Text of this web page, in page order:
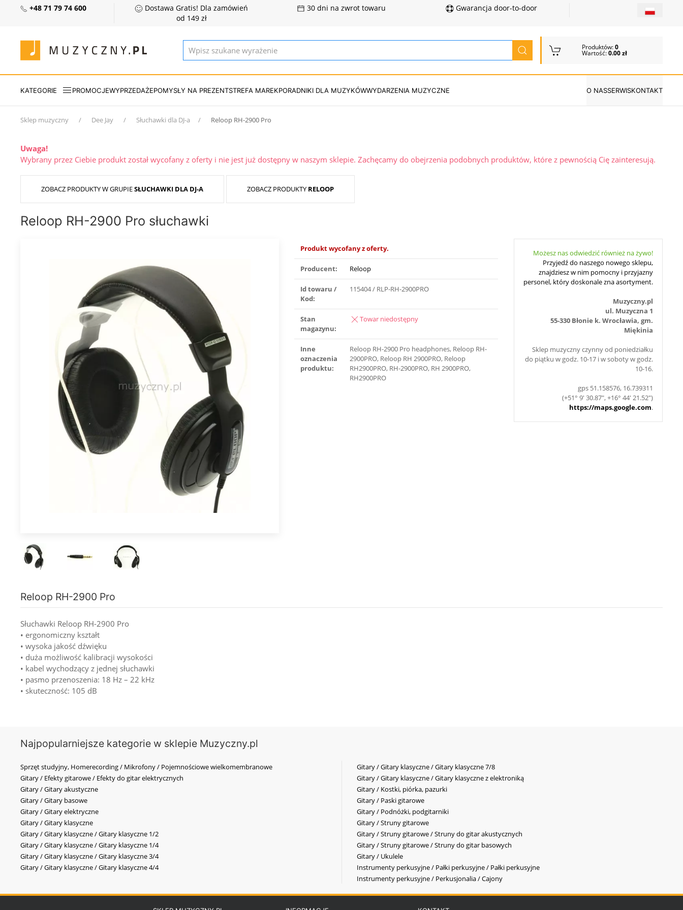
+48 71 79 74 600
Dostawa Gratis! Dla zamówień
od 149 zł
30 dni na zwrot towaru Gwarancja door-to-door
Produktów:0
Wartość:0.00 zł
KATEGORIE PROMOCJEWYPRZEDAŻEPOMYSŁY NA PREZENTSTREFA MAREKPORADNIKI DLA MUZYKÓWWYDARZENIA MUZYCZNE O NASSERWISKONTAKT
Sklep muzyczny Dee Jay Słuchawki dla DJ-a Reloop RH-2900 Pro
Uwaga!
Wybrany przez Ciebie produkt został wycofany z oferty i nie jest już dostępny w naszym sklepie. Zachęcamy do obejrzenia podobnych produktów, które z pewnością Cię zainteresują.
ZOBACZ PRODUKTY W GRUPIESŁUCHAWKI DLA DJ-A ZOBACZ PRODUKTY RELOOP
Reloop RH-2900 Pro słuchawki
Produkt wycofany z oferty.
Producent: Reloop
Id towaru /
Kod:
115404 / RLP-RH-2900PRO
Stan
magazynu:
Towar niedostępny
Inne
oznaczenia
produktu:
Reloop RH-2900 Pro headphones, Reloop RH-
2900PRO, Reloop RH 2900PRO, Reloop
RH2900PRO, RH-2900PRO, RH 2900PRO,
RH2900PRO
Możesz nas odwiedzić również na żywo!
Przyjedź do naszego nowego sklepu,
znajdziesz w nim pomocny i przyjazny
personel, który doskonale zna asortyment.
Muzyczny.pl
ul. Muzyczna 1
55-330 Błonie k. Wrocławia, gm.
Miękinia
Sklep muzyczny czynny od poniedziałku
do piątku w godz. 10-17 i w soboty w godz.
10-16.
gps 51.158576, 16.739311
(+51° 9' 30.87", +16° 44' 21.52")
https://maps.google.com.
Reloop RH-2900 Pro
Słuchawki Reloop RH-2900 Pro
• ergonomiczny kształt
• wysoka jakość dźwięku
• duża możliwość kalibracji wysokości
• kabel wychodzący z jednej słuchawki
• pasmo przenoszenia: 18 Hz – 22 kHz
• skuteczność: 105 dB
Najpopularniejsze kategorie w sklepie Muzyczny.pl
Sprzęt studyjny, Homerecording / Mikrofony / Pojemnościowe wielkomembranowe
Gitary / Efekty gitarowe / Efekty do gitar elektrycznych
Gitary / Gitary akustyczne
Gitary / Gitary basowe
Gitary / Gitary elektryczne
Gitary / Gitary klasyczne
Gitary / Gitary klasyczne / Gitary klasyczne 1/2
Gitary / Gitary klasyczne / Gitary klasyczne 1/4
Gitary / Gitary klasyczne / Gitary klasyczne 3/4
Gitary / Gitary klasyczne / Gitary klasyczne 4/4
Gitary / Gitary klasyczne / Gitary klasyczne 7/8
Gitary / Gitary klasyczne / Gitary klasyczne z elektroniką
Gitary / Kostki, piórka, pazurki
Gitary / Paski gitarowe
Gitary / Podnóżki, podgitarniki
Gitary / Struny gitarowe
Gitary / Struny gitarowe / Struny do gitar akustycznych
Gitary / Struny gitarowe / Struny do gitar basowych
Gitary / Ukulele
Instrumenty perkusyjne / Pałki perkusyjne / Pałki perkusyjne
Instrumenty perkusyjne / Perkusjonalia / Cajony